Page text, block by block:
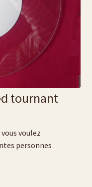
tournant
voulez
personnes